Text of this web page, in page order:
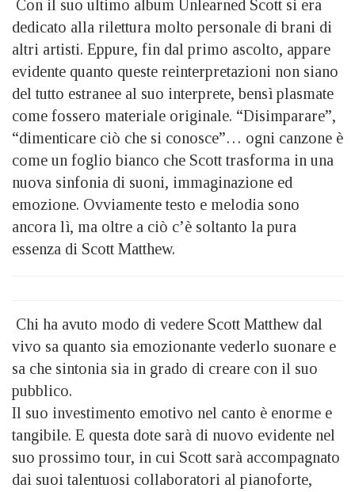
Con il suo ultimo album Unlearned Scott si era
dedicato alla rilettura molto personale di brani di
altri artisti. Eppure, fin dal primo ascolto, appare
evidente quanto queste reinterpretazioni non siano
del tutto estranee al suo interprete, bensì plasmate
come fossero materiale originale. “Disimparare”,
“dimenticare ciò che si conosce”… ogni canzone è
come un foglio bianco che Scott trasforma in una
nuova sinfonia di suoni, immaginazione ed
emozione. Ovviamente testo e melodia sono
ancora lì, ma oltre a ciò c’è soltanto la pura
essenza di Scott Matthew.
Chi ha avuto modo di vedere Scott Matthew dal
vivo sa quanto sia emozionante vederlo suonare e
sa che sintonia sia in grado di creare con il suo
pubblico.
Il suo investimento emotivo nel canto è enorme e
tangibile. E questa dote sarà di nuovo evidente nel
suo prossimo tour, in cui Scott sarà accompagnato
dai suoi talentuosi collaboratori al pianoforte,